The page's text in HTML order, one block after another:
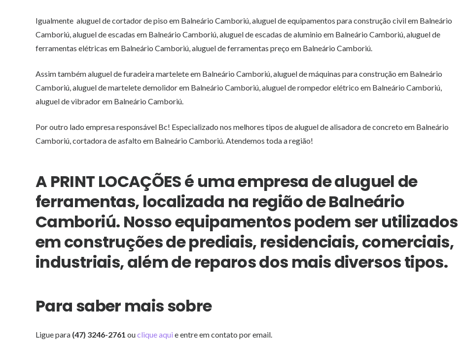
Igualmente aluguel de cortador de piso em Balneário Camboriú, aluguel de equipamentos para construção civil em Balneário
Camboriú, aluguel de escadas em Balneário Camboriú, aluguel de escadas de aluminio em Balneário Camboriú, aluguel de
ferramentas elétricas em Balneário Camboriú, aluguel de ferramentas preço em Balneário Camboriú.
Assim também aluguel de furadeira martelete em Balneário Camboriú, aluguel de máquinas para construção em Balneário
Camboriú, aluguel de martelete demolidor em Balneário Camboriú, aluguel de rompedor elétrico em Balneário Camboriú,
aluguel de vibrador em Balneário Camboriú.
Por outro lado empresa responsável Bc! Especializado nos melhores tipos de aluguel de alisadora de concreto em Balneário
Camboriú, cortadora de asfalto em Balneário Camboriú. Atendemos toda a região!
A PRINT LOCAÇÕES é uma empresa de aluguel de
ferramentas, localizada na região de Balneário
Camboriú. Nosso equipamentos podem ser utilizados
em construções de prediais, residenciais, comerciais,
industriais, além de reparos dos mais diversos tipos.
Para saber mais sobre
Ligue para (47) 3246-2761 ouclique aqui e entre em contato por email.